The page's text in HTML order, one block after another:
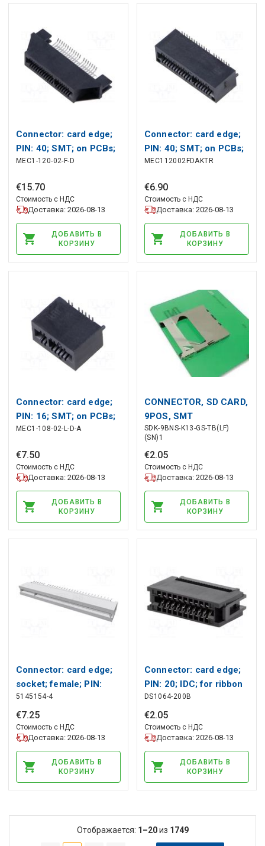
Connector: card edge;
PIN: 40; SMT; on PCBs;
1mm SAMTEC
MEC1-120-02-F-D
€15.70
Стоимость с НДС
Доставка: 2026-08-13
ДОБАВИТЬ В
КОРЗИНУ
Connector: card edge;
PIN: 40; SMT; on PCBs;
1mm SAMTEC
MEC112002FDAKTR
€6.90
Стоимость с НДС
Доставка: 2026-08-13
ДОБАВИТЬ В
КОРЗИНУ
Connector: card edge;
PIN: 16; SMT; on PCBs;
1mm SAMTEC
MEC1-108-02-L-D-A
€7.50
Стоимость с НДС
Доставка: 2026-08-13
ДОБАВИТЬ В
КОРЗИНУ
CONNECTOR, SD CARD,
9POS, SMT
SDK-9BNS-K13-GS-TB(LF)
(SN)1
€2.05
Стоимость с НДС
Доставка: 2026-08-13
ДОБАВИТЬ В
КОРЗИНУ
Connector: card edge;
socket; female; PIN:
120; straight; THT TE
Connectivity
5145154-4
€7.25
Стоимость с НДС
Доставка: 2026-08-13
ДОБАВИТЬ В
КОРЗИНУ
Connector: card edge;
PIN: 20; IDC; for ribbon
cable; 2.54mm
CONNFLY
DS1064-200B
€2.05
Стоимость с НДС
Доставка: 2026-08-13
ДОБАВИТЬ В
КОРЗИНУ
Отображается: 1–20из 1749